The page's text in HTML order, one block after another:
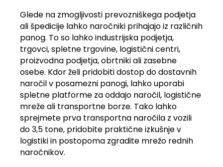
Glede na zmogljivosti prevozniškega podjetja
ali špedicije lahko naročniki prihajajo iz različnih
panog. To so lahko industrijska podjetja,
trgovci, spletne trgovine, logistični centri,
proizvodna podjetja, obrtniki ali zasebne
osebe. Kdor želi pridobiti dostop do dostavnih
naročil v posamezni panogi, lahko uporabi
spletne platforme za oddajo naročil, logistične
mreže ali transportne borze. Tako lahko
sprejmete prva transportna naročila z vozili
do 3,5 tone, pridobite praktične izkušnje v
logistiki in postopoma zgradite mrežo rednih
naročnikov.